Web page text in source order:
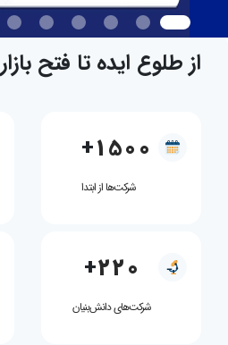
از طلوع ایده تا فتح بازار
1500
+
شرکت‌ها از ابتدا
220
+
شرکت‌های دانش‌بنیان